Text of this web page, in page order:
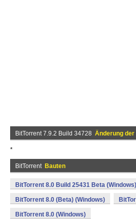
BitTorrent 7.9.2 Build 34728 Änderung
*
BitTorrent Bauten
BitTorrent 8.0 Build 25431 Beta (Windows)
BitTorrent 8.0 (Beta) (Windows)
BitTorrent 8.0 (Windows)